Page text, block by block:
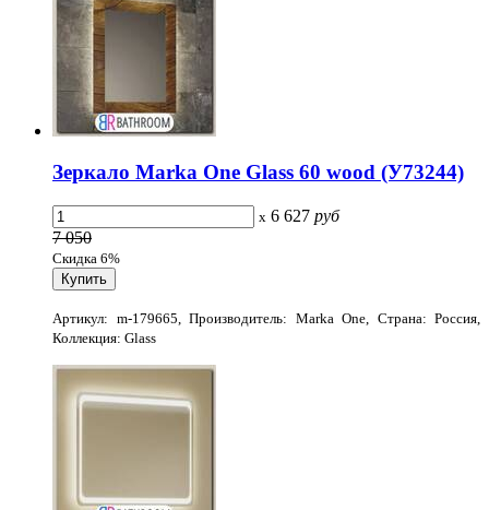
Зеркало Marka One Glass 60 wood (У73244)
x 6 627 руб
7 050
Скидка 6%
Артикул: m-179665, Производитель: Marka One, Страна: Россия,
Коллекция: Glass